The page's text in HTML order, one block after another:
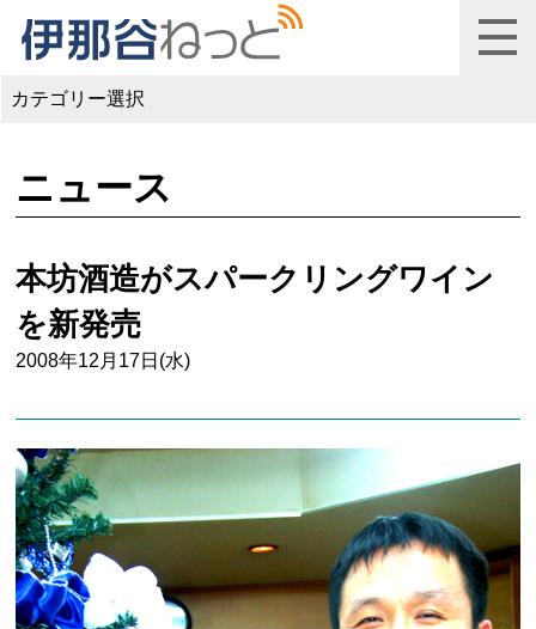
カテゴリー選択
ニュース
本坊酒造がスパークリングワイン
を新発売
2008年12月17日(水)